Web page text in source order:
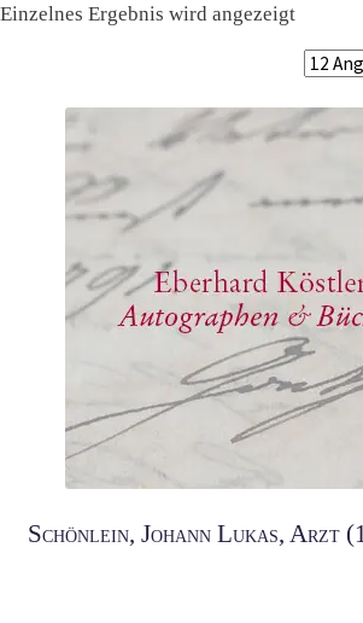
Einzelnes Ergebnis wird angezeigt
Schönlein, Johann Lukas, Arzt